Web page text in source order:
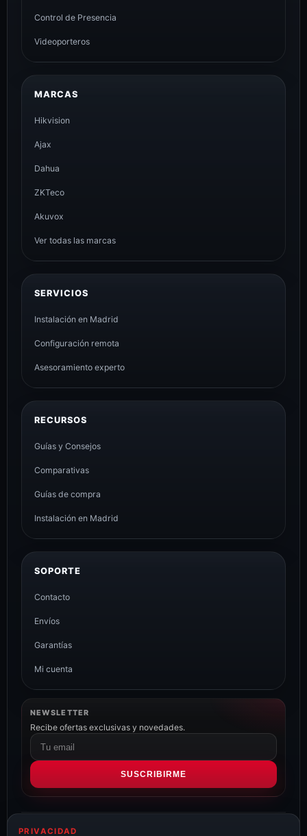
Control de Presencia
Videoporteros
MARCAS
Hikvision
Ajax
Dahua
ZKTeco
Akuvox
Ver todas las marcas
SERVICIOS
Instalación en Madrid
Configuración remota
Asesoramiento experto
RECURSOS
Guías y Consejos
Comparativas
Guías de compra
Instalación en Madrid
SOPORTE
Contacto
Envíos
Garantías
Mi cuenta
NEWSLETTER
Recibe ofertas exclusivas y novedades.
Correo
electrónico
SUSCRIBIRME
PRIVACIDAD